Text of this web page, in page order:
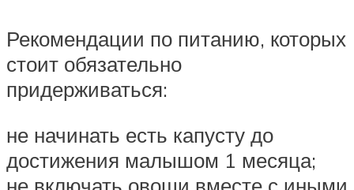
Рекомендации по питанию, которых
стоит обязательно
придерживаться:
не начинать есть капусту до
достижения малышом 1 месяца;